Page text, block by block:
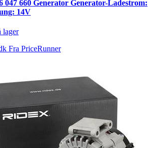
047 660 Generator Generator-Ladestrom:
14V
lager
Fra PriceRunner